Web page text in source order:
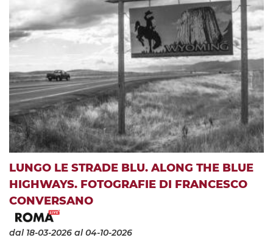
LUNGO LE STRADE BLU. ALONG THE BLUE
HIGHWAYS. FOTOGRAFIE DI FRANCESCO
CONVERSANO
dal 18-03-2026 al 04-10-2026